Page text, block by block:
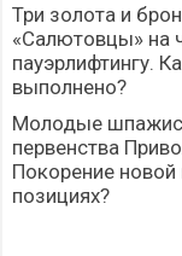
Три золота и
«Салютовцы» на
пауэрлифтингу.
выполнено?
Молодые
первенства
Покорение
позициях?